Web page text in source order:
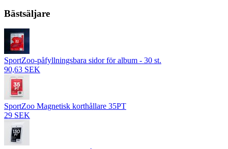
Bästsäljare
SportZoo-påfyllningsbara sidor för album - 30 st.
90,63 SEK
SportZoo Magnetisk korthållare 35PT
29 SEK